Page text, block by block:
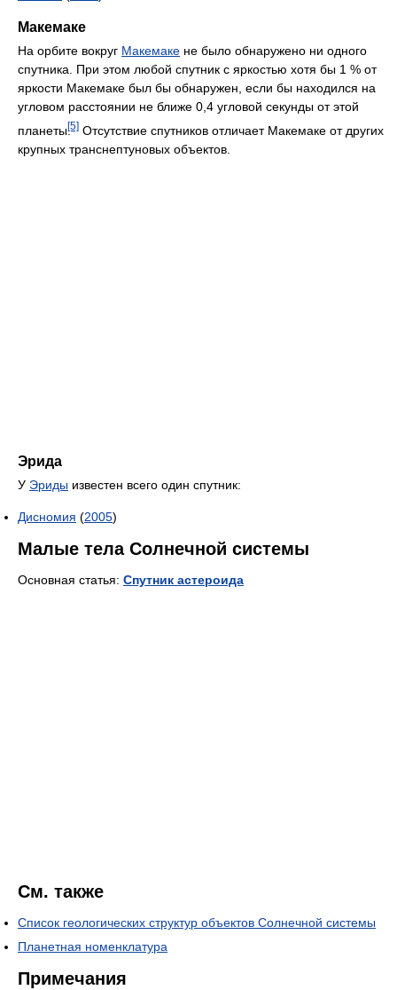
Макемаке
На орбите вокруг Макемаке не было обнаружено ни одного
спутника. При этом любой спутник с яркостью хотя бы 1 % от
яркости Макемаке был бы обнаружен, если бы находился на
угловом расстоянии не ближе 0,4 угловой секунды от этой
планеты.[5] Отсутствие спутников отличает Макемаке от других
крупных транснептуновых объектов.
Эрида
У Эриды известен всего один спутник:
Дисномия (2005)
Малые тела Солнечной системы
Основная статья: Спутник астероида
См. также
Список геологических структур объектов Солнечной системы
Планетная номенклатура
Примечания